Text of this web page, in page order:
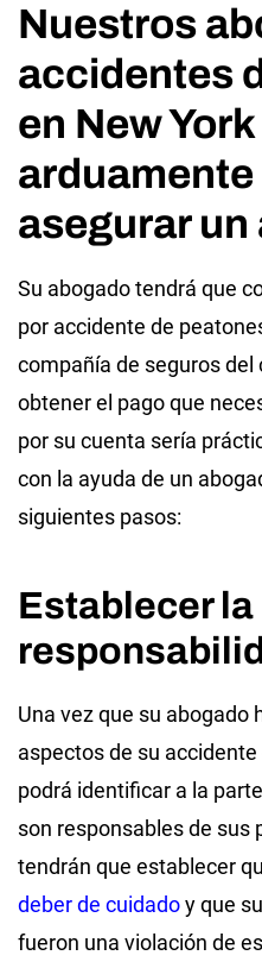
Nuestros
accidentes
en New
arduamente
asegurar
Su abogado tendrá que
por accidente de
compañía de seguros
obtener el pago que
por su cuenta sería
con la ayuda de un
siguientes pasos:
Establecer la
Una vez que su abogado
aspectos de su
podrá identificar a la
son responsables de sus
tendrán que establecer
deber de cuidadoy que
fueron una violación de